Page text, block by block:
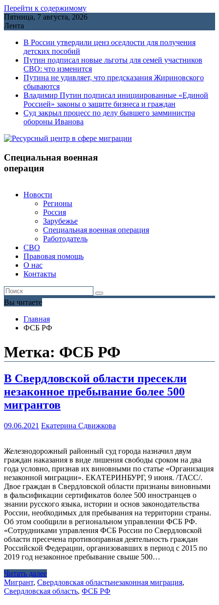
Перейти к содержимому
Пятница, 7 августа, 2026
Лента
В России утвердили ценз оседлости для получения
детских пособий
Путин подписал новые льготы для семей участников
СВО: что изменится
Путина не удивляет, что предсказания Жириновского
сбываются
Владимир Путин подписал инициированные «Единой
Россией» законы о защите бизнеса и граждан
Cуд закрыл процесс по делу бывшего замминистра
обороны Иванова
Специальная военная
операция
Новости
Регионы
Россия
Зарубежье
Специальная военная операция
Работодатель
СВО
Правовая помощь
О нас
Контакты
Вы читаете
Главная
ФСБ РФ
Метка: ФСБ РФ
В Свердловской области пресекли
незаконное пребывание более 500
мигрантов
09.06.2021 Екатерина Сдвижкова
Железнодорожный районный суд города назначил двум
граждан наказания в виде лишения свободы сроком на два
года условно, признав их виновными по статье «Организация
незаконной миграции». ЕКАТЕРИНБУРГ, 9 июня. /ТАСС/.
Двое граждан в Свердловской области признаны виновными
в фальсификации сертификатов более 500 иностранцев о
знании русского языка, истории и основ законодательства
России, необходимых для пребывания на территории страны.
Об этом сообщили в региональном управлении ФСБ РФ.
«Сотрудниками управления ФСБ России по Свердловской
области пресечена противоправная деятельность граждан
Российской Федерации, организовавших в период с 2015 по
2019 год незаконное пребывание свыше 500…
Читать далее
Мигрант, Свердловская областьнезаконная миграция,
Свердловская область, ФСБ РФ